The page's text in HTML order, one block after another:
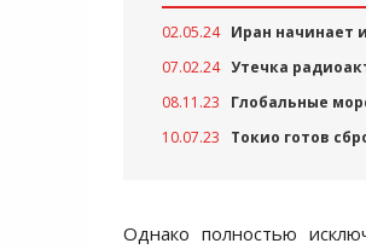
02.05.24 Иран начинает
07.02.24 Утечка
08.11.23
Глобальные
10.07.23
Токио готов
Однако полностью